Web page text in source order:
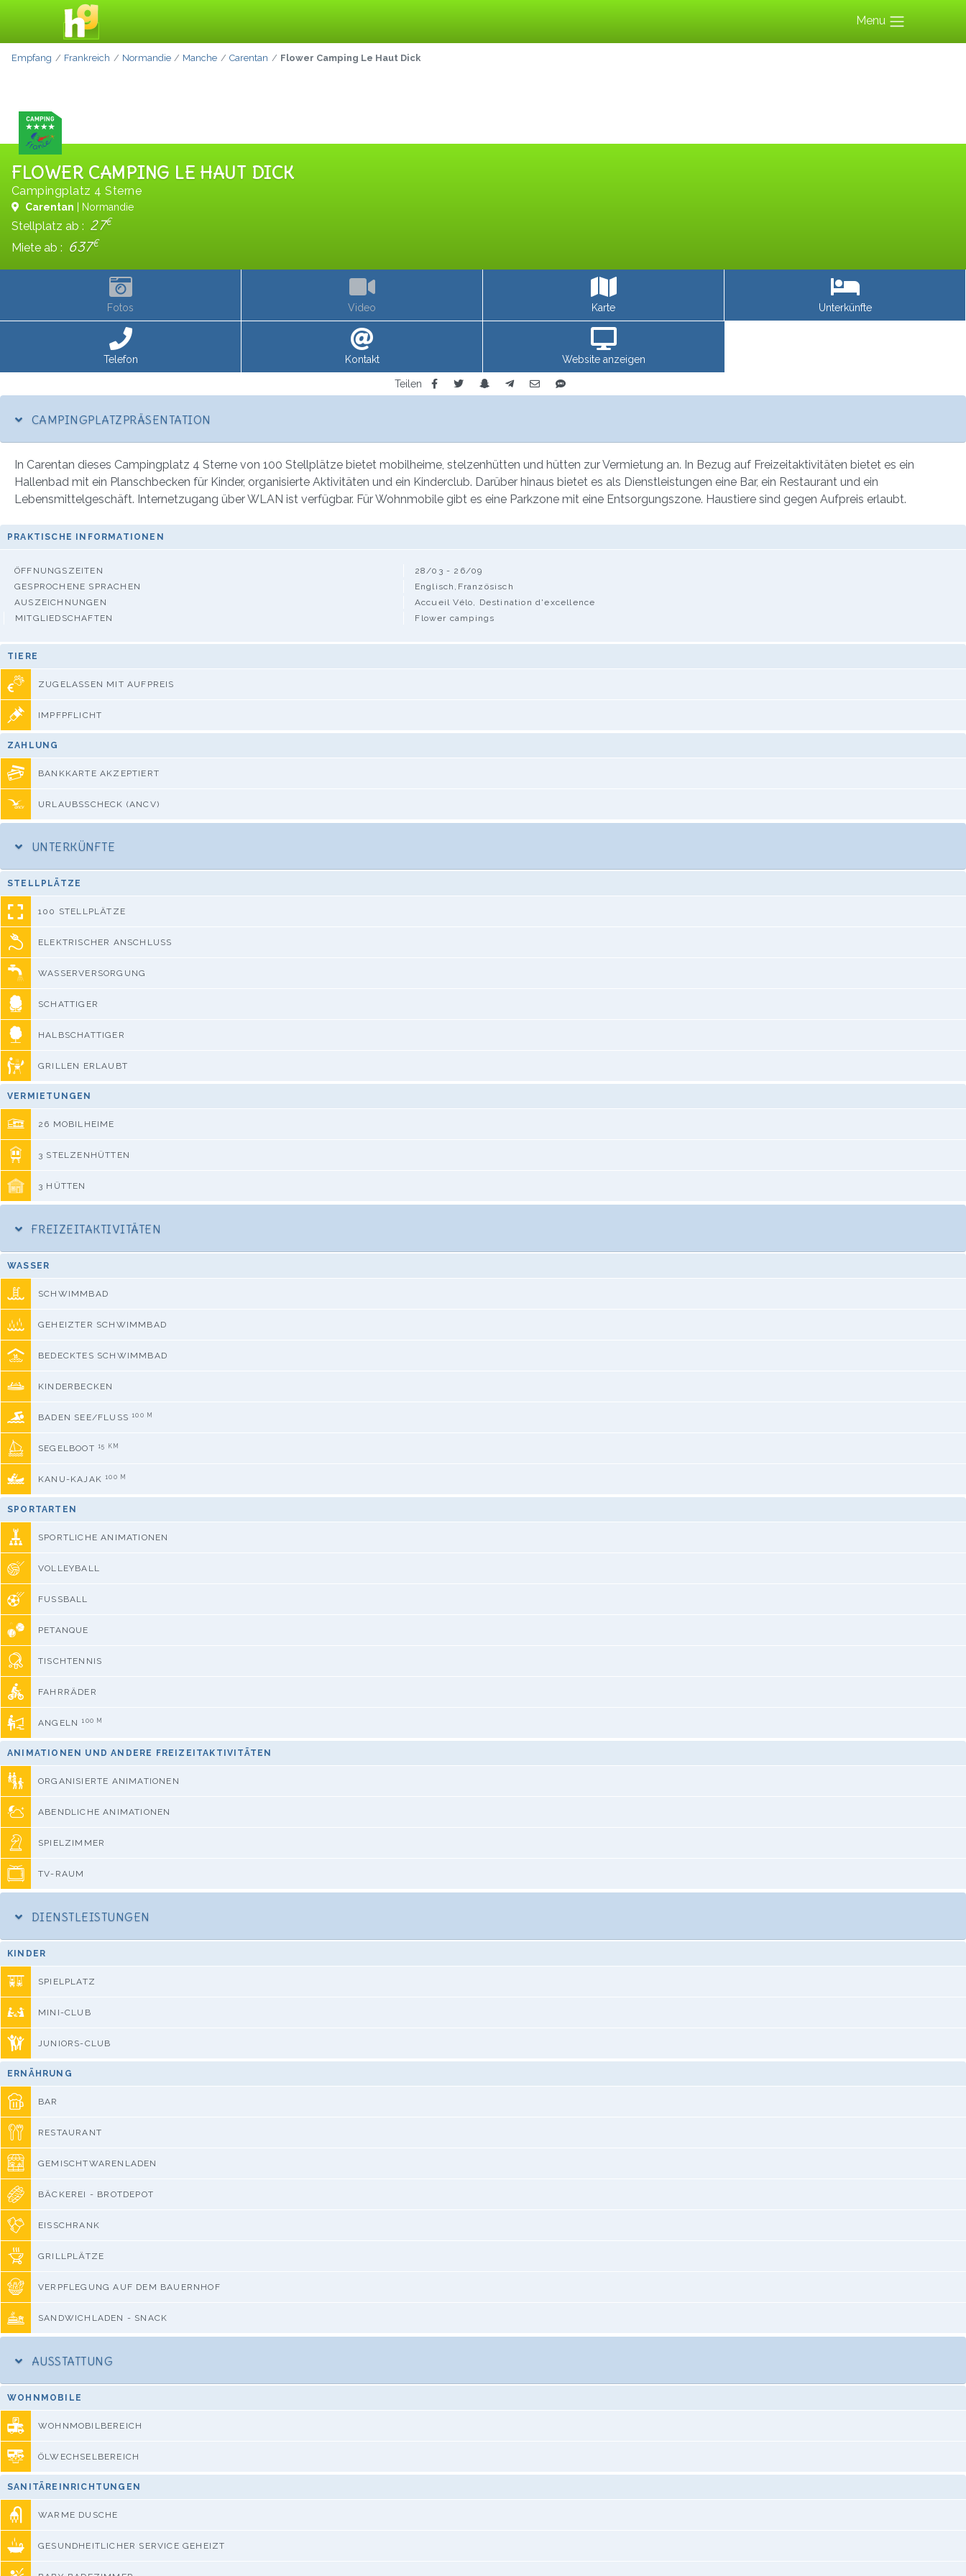
Menu
Empfang Frankreich Normandie Manche Carentan Flower Camping Le Haut Dick
FLOWER CAMPING LE HAUT DICK
Campingplatz 4 Sterne
Carentan | Normandie
Stellplatz ab : 27€
Miete ab : 637€
Fotos Video Karte Unterkünfte
Telefon Kontakt Website anzeigen
Teilen
CAMPINGPLATZPRÄSENTATION
In Carentan dieses Campingplatz 4 Sterne von 100 Stellplätze bietet mobilheime, stelzenhütten und hütten zur Vermietung an. In Bezug auf Freizeitaktivitäten bietet es ein
Hallenbad mit ein Planschbecken für Kinder, organisierte Aktivitäten und ein Kinderclub. Darüber hinaus bietet es als Dienstleistungen eine Bar, ein Restaurant und ein
Lebensmittelgeschäft. Internetzugang über WLAN ist verfügbar. Für Wohnmobile gibt es eine Parkzone mit eine Entsorgungszone. Haustiere sind gegen Aufpreis erlaubt.
PRAKTISCHE INFORMATIONEN
ÖFFNUNGSZEITEN
28/03 - 26/09
GESPROCHENE SPRACHEN
Englisch,Französisch
AUSZEICHNUNGEN
Accueil Vélo, Destination d'excellence
MITGLIEDSCHAFTEN
Flower campings
TIERE
ZUGELASSEN MIT AUFPREIS
IMPFPFLICHT
ZAHLUNG
BANKKARTE AKZEPTIERT
URLAUBSSCHECK (ANCV)
UNTERKÜNFTE
STELLPLÄTZE
100 STELLPLÄTZE
ELEKTRISCHER ANSCHLUSS
WASSERVERSORGUNG
SCHATTIGER
HALBSCHATTIGER
GRILLEN ERLAUBT
VERMIETUNGEN
26 MOBILHEIME
3 STELZENHÜTTEN
3 HÜTTEN
FREIZEITAKTIVITÄTEN
WASSER
SCHWIMMBAD
GEHEIZTER SCHWIMMBAD
BEDECKTES SCHWIMMBAD
KINDERBECKEN
BADEN SEE/FLUSS 100 M
SEGELBOOT 15 KM
KANU-KAJAK 100 M
SPORTARTEN
SPORTLICHE ANIMATIONEN
VOLLEYBALL
FUSSBALL
PETANQUE
TISCHTENNIS
FAHRRÄDER
ANGELN 100 M
ANIMATIONEN UND ANDERE FREIZEITAKTIVITÄTEN
ORGANISIERTE ANIMATIONEN
ABENDLICHE ANIMATIONEN
SPIELZIMMER
TV-RAUM
DIENSTLEISTUNGEN
KINDER
SPIELPLATZ
MINI-CLUB
JUNIORS-CLUB
ERNÄHRUNG
BAR
RESTAURANT
GEMISCHTWARENLADEN
BÄCKEREI - BROTDEPOT
EISSCHRANK
GRILLPLÄTZE
VERPFLEGUNG AUF DEM BAUERNHOF
SANDWICHLADEN - SNACK
AUSSTATTUNG
WOHNMOBILE
WOHNMOBILBEREICH
ÖLWECHSELBEREICH
SANITÄREINRICHTUNGEN
WARME DUSCHE
GESUNDHEITLICHER SERVICE GEHEIZT